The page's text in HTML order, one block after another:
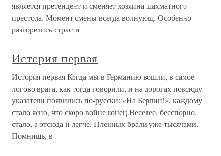
является претендент и сменяет хозяина шахматного
престола. Момент смены всегда волнующ. Особенно
разгорелись страсти
История первая
История первая Когда мы в Германию вошли, в самое
логово врага, как тогда говорили, и на дорогах повсюду
указатели появились по-русски: «На Берлин!», каждому
стало ясно, что скоро войне конец.Веселее, бесспорно,
стало, а отсюда и легче. Пленных брали уже тысячами.
Помнишь, в